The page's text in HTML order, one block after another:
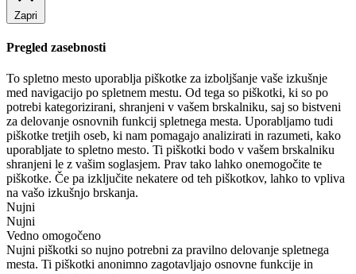
Zapri
Pregled zasebnosti
To spletno mesto uporablja piškotke za izboljšanje vaše izkušnje
med navigacijo po spletnem mestu. Od tega so piškotki, ki so po
potrebi kategorizirani, shranjeni v vašem brskalniku, saj so bistveni
za delovanje osnovnih funkcij spletnega mesta. Uporabljamo tudi
piškotke tretjih oseb, ki nam pomagajo analizirati in razumeti, kako
uporabljate to spletno mesto. Ti piškotki bodo v vašem brskalniku
shranjeni le z vašim soglasjem. Prav tako lahko onemogočite te
piškotke. Če pa izključite nekatere od teh piškotkov, lahko to vpliva
na vašo izkušnjo brskanja.
Nujni
Nujni
Vedno omogočeno
Nujni piškotki so nujno potrebni za pravilno delovanje spletnega
mesta. Ti piškotki anonimno zagotavljajo osnovne funkcije in